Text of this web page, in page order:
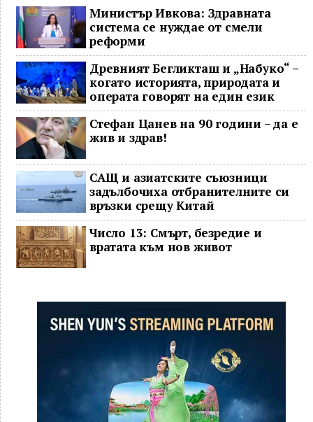
Министър Ивкова: Здравната
система се нуждае от смели
реформи
Древният Бегликташ и „Набуко“ –
когато историята, природата и
операта говорят на един език
Стефан Цанев на 90 години – да е
жив и здрав!
САЩ и азиатските съюзници
задълбочиха отбранителните си
връзки срещу Китай
Число 13: Смърт, безредие и
вратата към нов живот